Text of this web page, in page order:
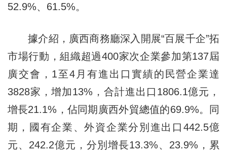
52.9%、61.5%。
據介紹，廣西商務廳深入開展“百展千企”拓
市場行動，組織超過400家次企業參加第137屆
廣交會，1至4月有進出口實績的民營企業達
3828家，增加13%，合計進出口1806.1億元，
增長21.1%，佔同期廣西外貿總值的69.9%。同
期，國有企業、外資企業分別進出口442.5億
元、242.2億元，分別增長13.3%、23.9%，累